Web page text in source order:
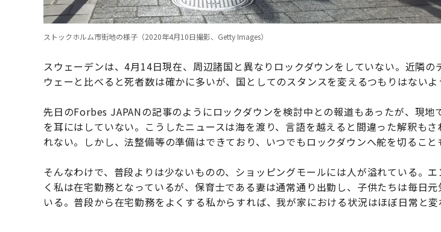
ストックホルム市街地の様子（2020年4月10日撮影、Getty Images）
スウェーデンは、4月14日現在、周辺諸国と異なりロックダウンをしていない。近隣の
ウェーと比べると死者数は確かに多いが、国としてのスタンスを変えるつもりはないよ
先日のForbes JAPANの記事のようにロックダウンを検討中との報道もあったが、現地
を耳にはしていない。こうしたニュースは海を渡り、言語を越えると間違った解釈もさ
れない。しかし、法整備等の準備はできており、いつでもロックダウンへ舵を切ること
そんなわけで、普段よりは少ないものの、ショッピングモールには人が溢れている。
く私は在宅勤務となっているが、保育士である妻は通常通り出勤し、子供たちは毎日
いる。普段から在宅勤務をよくする私からすれば、我が家における状況はほぼ日常と変